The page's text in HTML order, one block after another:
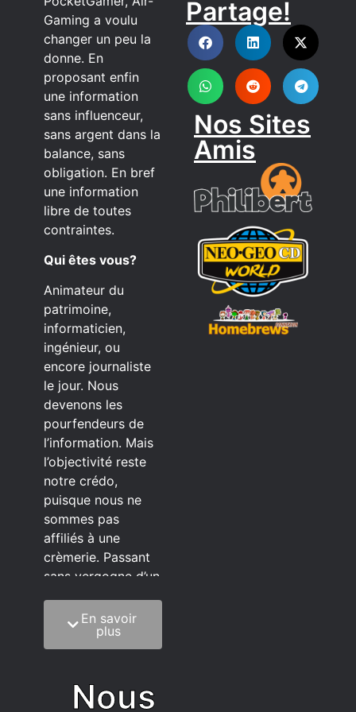
Gaming a voulu
changer un peu la
donne. En
proposant enfin
une information
sans influenceur,
sans argent dans la
balance, sans
obligation. En bref
une information
libre de toutes
contraintes.
Qui êtes vous?
Animateur du
patrimoine,
informaticien,
ingénieur, ou
encore journaliste
le jour. Nous
devenons les
pourfendeurs de
l’information. Mais
l’objectivité reste
notre crédo,
puisque nous ne
sommes pas
affiliés à une
crèmerie. Passant
sans vergogne d’un
C’est quoi notre
méthode?
sagesse de la
En savoir
plus
Nous
DISCORD
Partage!
Nos Sites
Amis